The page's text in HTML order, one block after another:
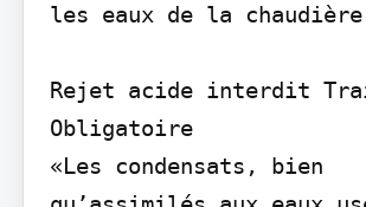
les eaux de la chaudière
Rejet acide interdit
Obligatoire
«Les condensats, bien